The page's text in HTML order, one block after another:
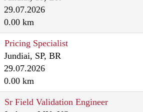
29.07.2026
0.00 km
Pricing Specialist
Jundiai, SP, BR
29.07.2026
0.00 km
Sr Field Validation Engineer